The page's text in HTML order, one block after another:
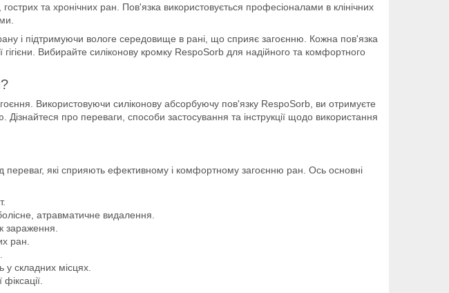
та хронічних ран. Пов'язка використовується професіоналами в клінічних
і підтримуючи вологе середовище в рані, що сприяє загоєнню. Кожна пов'язка
Вибирайте силіконову кромку RespoSorb для надійного та комфортного
Використовуючи силіконову абсорбуючу пов'язку RespoSorb, ви отримуєте
про переваги, способи застосування та інструкції щодо використання
які сприяють ефективному і комфортному загоєнню ран. Ось основні
атравматичне видалення.
зараження.
ран.
у складних місцях.